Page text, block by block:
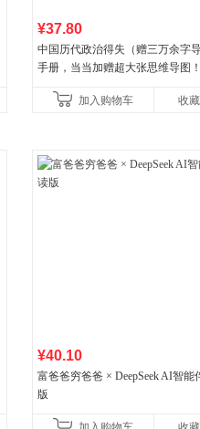
¥37.80
中国历代政治得失（赠三万余字
手册，当当加赠超大张思维导图
书社最新修订！中学生
加入购物车 收藏
¥40.10
富爸爸穷爸爸 × DeepSeek AI智能
版